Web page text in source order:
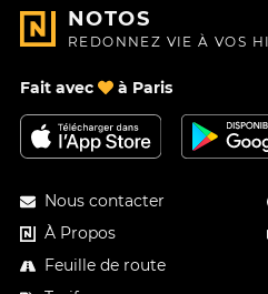
NOTOS
REDONNEZ VIE À VOS
Fait avec à Paris
Nous contacter
À Propos
Feuille de route